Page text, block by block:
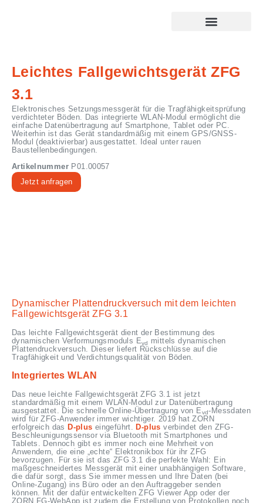
Leichtes Fallgewichtsgerät ZFG
3.1
Elektronisches Setzungsmessgerät für die Tragfähigkeitsprüfung
verdichteter Böden. Das integrierte WLAN-Modul ermöglicht die
einfache Datenübertragung auf Smartphone, Tablet oder PC.
Weiterhin ist das Gerät standardmäßig mit einem GPS/GNSS-
Modul (deaktivierbar) ausgestattet. Ideal unter rauen
Baustellenbedingungen.
Artikelnummer P01.00057
Jetzt anfragen
Dynamischer Plattendruckversuch mit dem leichten
Fallgewichtsgerät ZFG 3.1
Das leichte Fallgewichtsgerät dient der Bestimmung des
dynamischen Verformungsmoduls Evd
mittels dynamischen
Plattendruckversuch. Dieser liefert Rückschlüsse auf die
Tragfähigkeit und Verdichtungsqualität von Böden.
Integriertes WLAN
Das neue leichte Fallgewichtsgerät ZFG 3.1 ist jetzt
standardmäßig mit einem WLAN-Modul zur Datenübertragung
ausgestattet. Die schnelle Online-Übertragung von Evd-Messdaten
wird für ZFG-Anwender immer wichtiger. 2019 hat ZORN
erfolgreich das D-plus eingeführt. D-plus verbindet den ZFG-
Beschleunigungssensor via Bluetooth mit Smartphones und
Tablets. Dennoch gibt es immer noch eine Mehrheit von
Anwendern, die eine „echte“ Elektronikbox für ihr ZFG
bevorzugen. Für sie ist das ZFG 3.1 die perfekte Wahl: Ein
maßgeschneidertes Messgerät mit einer unabhängigen Software,
die dafür sorgt, dass Sie immer messen und Ihre Daten (bei
Online-Zugang) ins Büro oder an den Auftraggeber senden
können. Mit der dafür entwickelten ZFG Viewer App oder der
ZORN FG-WebApp ist zudem die Erstellung von Protokollen noch